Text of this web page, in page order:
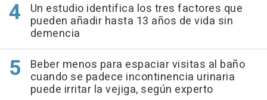
Un estudio identifica los tres factores que
pueden añadir hasta 13 años de vida sin
demencia
Beber menos para espaciar visitas al baño
cuando se padece incontinencia urinaria
puede irritar la vejiga, según experto